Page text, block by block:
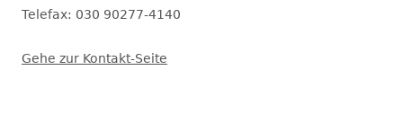
Telefax: 030 90277-4140
Gehe zur Kontakt-Seite